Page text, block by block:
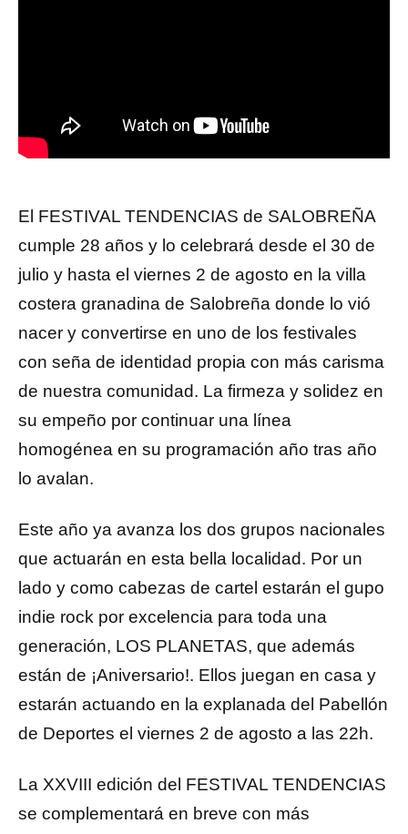
El FESTIVAL TENDENCIAS de SALOBREÑA
cumple 28 años y lo celebrará desde el 30 de
julio y hasta el viernes 2 de agosto en la villa
costera granadina de Salobreña donde lo vió
nacer y convertirse en uno de los festivales
con seña de identidad propia con más carisma
de nuestra comunidad. La firmeza y solidez en
su empeño por continuar una línea
homogénea en su programación año tras año
lo avalan.
Este año ya avanza los dos grupos nacionales
que actuarán en esta bella localidad. Por un
lado y como cabezas de cartel estarán el gupo
indie rock por excelencia para toda una
generación, LOS PLANETAS, que además
están de ¡Aniversario!. Ellos juegan en casa y
estarán actuando en la explanada del Pabellón
de Deportes el viernes 2 de agosto a las 22h.
La XXVIII edición del FESTIVAL TENDENCIAS
se complementará en breve con más